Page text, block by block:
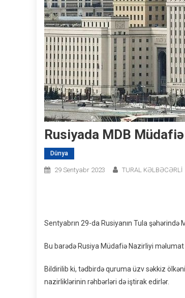
Rusiyada MDB
Dünya
29 Sentyabr 2023 TURAL KƏLBƏCƏRLİ
Sentyabrın 29-da Rusiyanın Tula şəhərində
Bu barədə Rusiya Müdafiə Nazirliyi məlumat
Bildirilib ki, tədbirdə quruma üzv səkkiz
nazirliklərinin rəhbərləri də iştirak edirlər.